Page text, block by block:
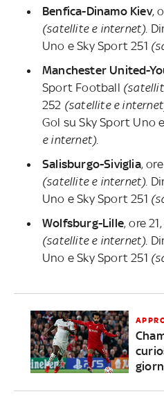
Benfica-Dinamo Kiev,
(satellite e internet).
Uno e Sky Sport 251
Manchester United-
Sport Football
252 (satellite e
Gol su Sky Sport Uno
e internet).
Salisburgo-Siviglia,
(satellite e internet).
Uno e Sky Sport 251
Wolfsburg-Lille, ore
(satellite e internet).
Uno e Sky Sport 251